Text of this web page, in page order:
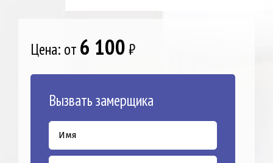
Цена: от 6 100₽
Вызвать замерщика